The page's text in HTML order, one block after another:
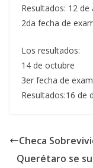
Resultados: 12 de
2da fecha de
Los resultados:
14 de octubre
3er fecha de
Resultados:16 de
Checa
Querétaro se